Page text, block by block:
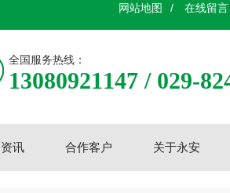
网站地图 / 在线留言
全国服务热线：
13080921147 / 029-
讯 合作客户 关于永安